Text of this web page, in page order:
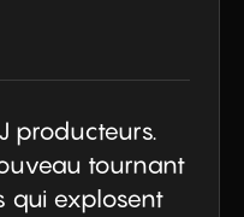
producteurs.
tournant
qui explosent